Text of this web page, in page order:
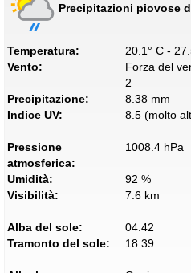
Precipitazioni piovose
Temperatura:
20.1° C -
Vento:
Forza del
2
Precipitazione:
8.38 mm
Indice UV:
8.5 (molto
Pressione
atmosferica:
1008.4 hPa
Umidità:
92 %
Visibilità:
7.6 km
Alba del sole:
04:42
Tramonto del sole:
18:39